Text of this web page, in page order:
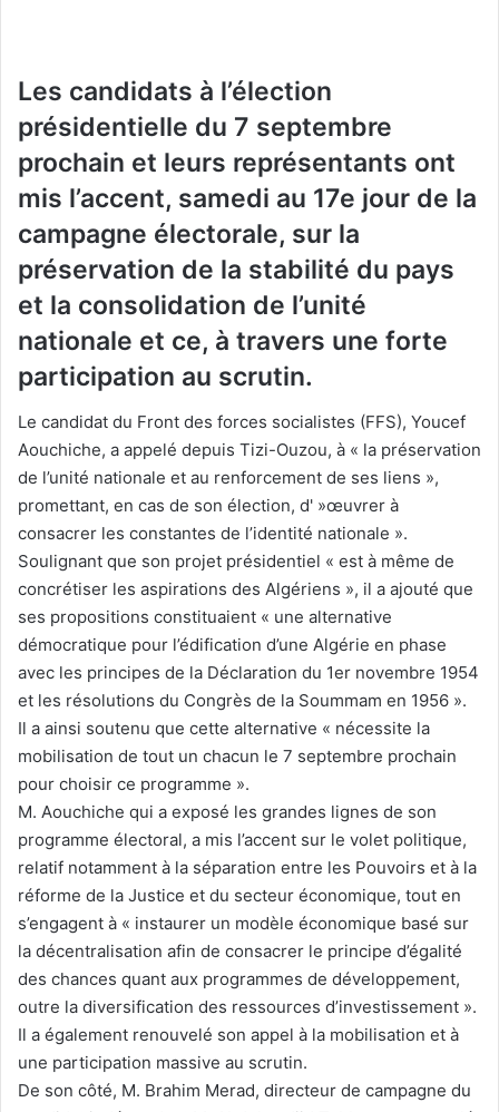
Les candidats à l’élection
présidentielle du 7 septembre
prochain et leurs représentants ont
mis l’accent, samedi au 17e jour de la
campagne électorale, sur la
préservation de la stabilité du pays
et la consolidation de l’unité
nationale et ce, à travers une forte
participation au scrutin.
Le candidat du Front des forces socialistes (FFS), Youcef
Aouchiche, a appelé depuis Tizi-Ouzou, à « la préservation
de l’unité nationale et au renforcement de ses liens »,
promettant, en cas de son élection, d' »œuvrer à
consacrer les constantes de l’identité nationale ».
Soulignant que son projet présidentiel « est à même de
concrétiser les aspirations des Algériens », il a ajouté que
ses propositions constituaient « une alternative
démocratique pour l’édification d’une Algérie en phase
avec les principes de la Déclaration du 1er novembre 1954
et les résolutions du Congrès de la Soummam en 1956 ».
Il a ainsi soutenu que cette alternative « nécessite la
mobilisation de tout un chacun le 7 septembre prochain
pour choisir ce programme ».
M. Aouchiche qui a exposé les grandes lignes de son
programme électoral, a mis l’accent sur le volet politique,
relatif notamment à la séparation entre les Pouvoirs et à la
réforme de la Justice et du secteur économique, tout en
s’engagent à « instaurer un modèle économique basé sur
la décentralisation afin de consacrer le principe d’égalité
des chances quant aux programmes de développement,
outre la diversification des ressources d’investissement ».
Il a également renouvelé son appel à la mobilisation et à
une participation massive au scrutin.
De son côté, M. Brahim Merad, directeur de campagne du